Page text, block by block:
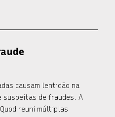
causam lentidão na
suspeitas de fraudes. A
reuni múltiplas